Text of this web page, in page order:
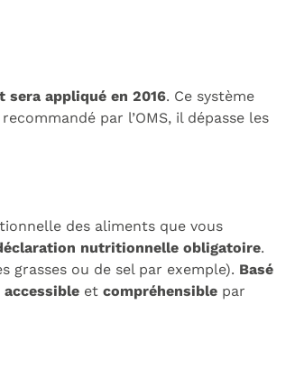
sera appliqué en 2016. Ce système
par l’OMS, il dépasse les
des aliments que vous
nutritionnelle obligatoire.
grasses ou de sel par exemple). Basé
accessible et compréhensible par